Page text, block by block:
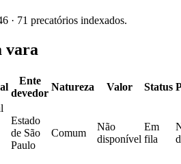
· 71 precatórios indexados.
vara
Ente
devedor
Natureza Valor Status
Estado
de São
Paulo
Comum
Não
disponível
Em
fila